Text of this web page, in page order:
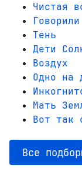
Чистая
Тень
Дети
Воздух
Одно на
Мать
Вот так
Все